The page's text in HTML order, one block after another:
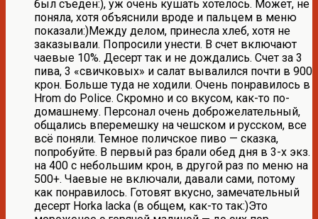
был съеден:), уж очень кушать хотелось. Может, не
поняла, хотя объяснили вроде и пальцем в меню
показали:)Между делом, принесла хлеб, хотя не
заказывали. Попросили унести. В счет включают
чаевые 10%. Десерт так и не дождались. Счет за 3
пива, 3 «свичковых» и салат вывалился почти в 900
крон. Больше туда не ходили. Очень понравилось в
Hrom do Police. Скромно и со вкусом, как-то по-
домашнему. Персонал очень доброжелательный,
общались вперемешку на чешском и русском, все
всё поняли. Темное поличское пиво — сказка,
попробуйте. В первый раз брали обед дня в 3-х экз.
на 400 с небольшим крон, в другой раз по меню на
500+. Чаевые не включали, давали сами, потому
как понравилось. Готовят вкусно, замечательный
десерт Horka lacka (в общем, как-то так:)Это